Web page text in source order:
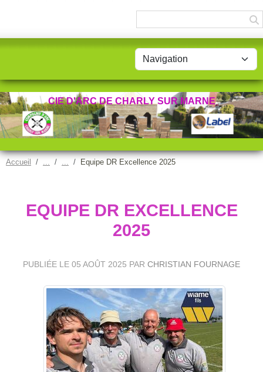
CIE D'ARC DE CHARLY SUR MARNE
Accueil Equipe DR Excellence 2025
EQUIPE DR EXCELLENCE
2025
PUBLIÉE LE 05 AOÛT 2025 PAR CHRISTIAN FOURNAGE